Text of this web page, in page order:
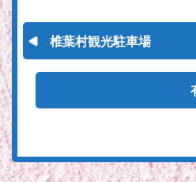
椎葉村観光駐車場